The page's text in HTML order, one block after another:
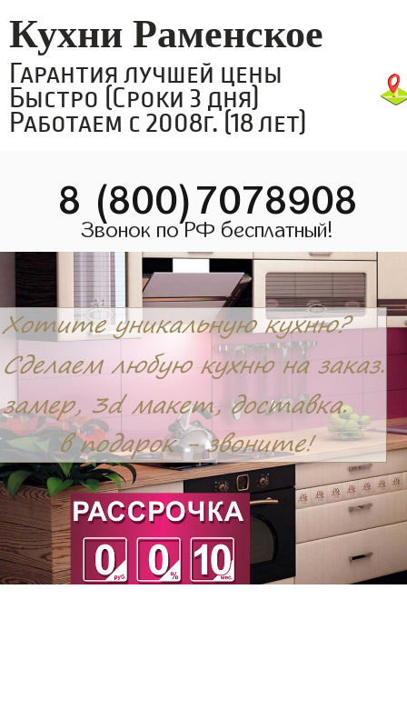
Кухни Раменское
Гарантия лучшей цены
Быстро (Сроки 3 дня)
Работаем с 2008г. (18 лет)
8 (800)7078908
Звонок по РФ бесплатный!